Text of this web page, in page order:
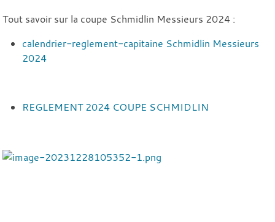
Tout savoir sur la coupe Schmidlin Messieurs 2024 :
calendrier-reglement-capitaine Schmidlin Messieurs
2024
REGLEMENT 2024 COUPE SCHMIDLIN